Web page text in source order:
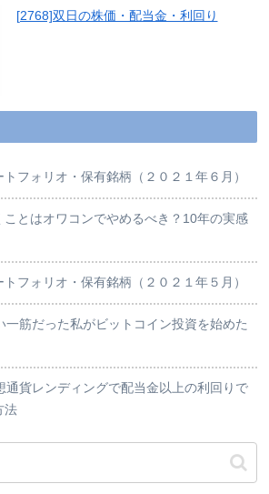
[2768]双日の株価・配当金・利回り
フォリオ・保有銘柄（２０２１年６月）
ことはオワコンでやめるべき？10年の実感
フォリオ・保有銘柄（２０２１年５月）
一筋だった私がビットコイン投資を始めた
通貨レンディングで配当金以上の利回りで
法